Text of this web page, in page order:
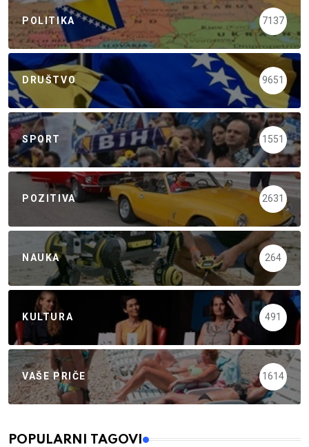
POLITIKA 7137
DRUŠTVO 9651
SPORT 1551
POZITIVA 2631
NAUKA 264
KULTURA 491
VAŠE PRIČE 1614
POPULARNI TAGOVI